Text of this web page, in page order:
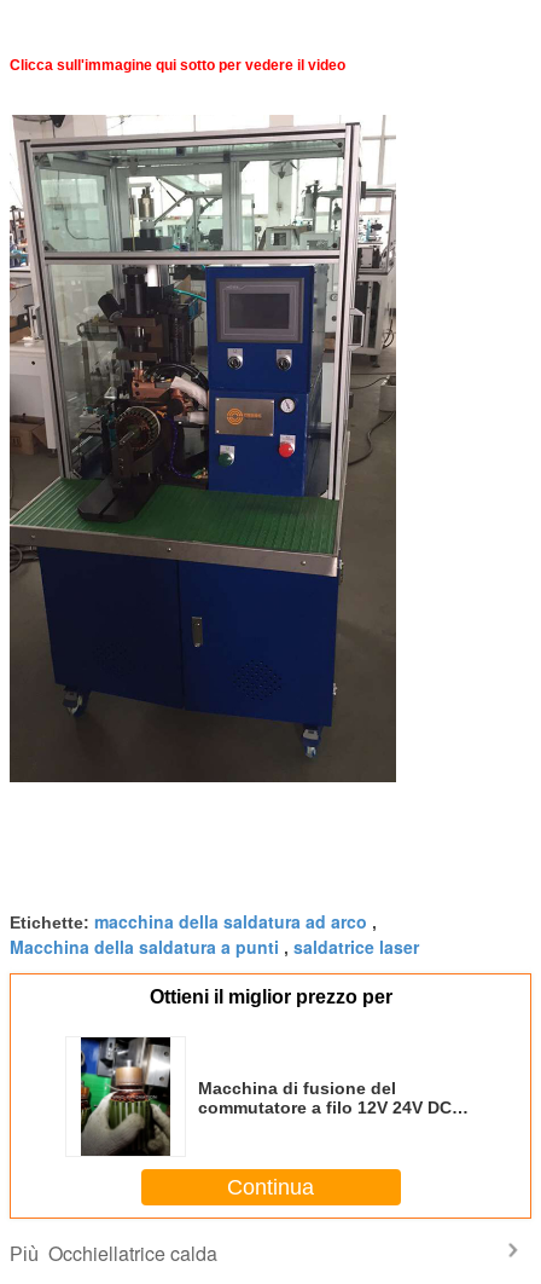
Clicca sull'immagine qui sotto per vedere il video
Etichette: macchina della saldatura ad arco ,
Macchina della saldatura a punti , saldatrice laser
Ottieni il miglior prezzo per
Macchina di fusione del
commutatore a filo 12V 24V DC
Continua
Più Occhiellatrice calda